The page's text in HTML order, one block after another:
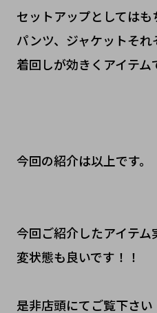
セットアップとしてはも
パンツ、ジャケットそ
着回しが効きくアイテム
今回の紹介は以上です。
今回ご紹介したアイテ
変状態も良いです！！
是非店頭にてご覧下さい